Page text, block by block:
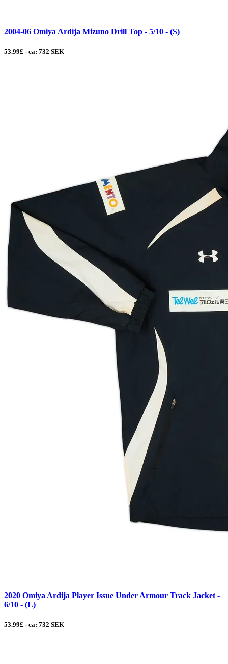
2004-06 Omiya Ardija Mizuno Drill Top - 5/10 - (S)
53.99£ - ca: 732 SEK
2020 Omiya Ardija Player Issue Under Armour Track Jacket -
6/10 - (L)
53.99£ - ca: 732 SEK